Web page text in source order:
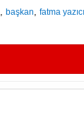
,başkan,fatma yazıcı